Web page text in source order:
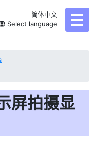
简体中文
Select language
屏拍摄显